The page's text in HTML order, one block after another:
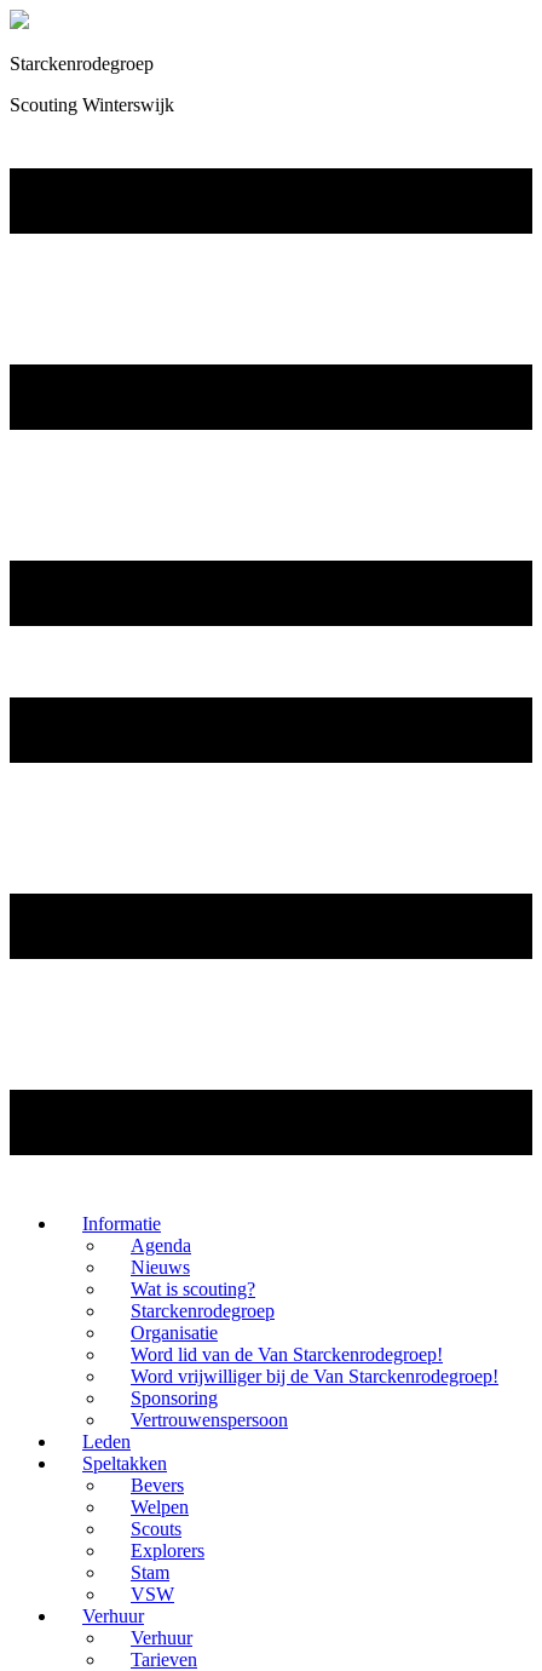
Starckenrodegroep
Scouting Winterswijk
Informatie
Agenda
Nieuws
Wat is scouting?
Starckenrodegroep
Organisatie
Word lid van de Van Starckenrodegroep!
Word vrijwilliger bij de Van Starckenrodegroep!
Sponsoring
Vertrouwenspersoon
Leden
Speltakken
Bevers
Welpen
Scouts
Explorers
Stam
VSW
Verhuur
Verhuur
Tarieven